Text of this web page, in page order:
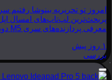
امروز تو تحریریه بینوشا
معرفی پردازنده‌های سری M5 دوباره گرد و خاک به…
۱ روز پیش
بررسی